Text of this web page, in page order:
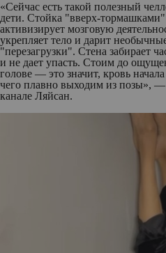
«Сейчас есть такой полезный
дети. Стойка "вверх-тормашками"
активизирует мозговую
укрепляет тело и дарит
"перезагрузки". Стена забирает
и не дает упасть. Стоим до
голове — это значит, кровь
чего плавно выходим из позы»,
канале Ляйсан.